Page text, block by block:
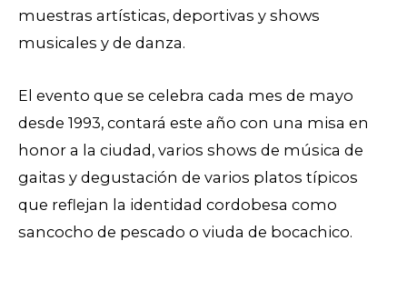
muestras artísticas, deportivas y shows
musicales y de danza.
El evento que se celebra cada mes de mayo
desde 1993, contará este año con una misa en
honor a la ciudad, varios shows de música de
gaitas y degustación de varios platos típicos
que reflejan la identidad cordobesa como
sancocho de pescado o viuda de bocachico.